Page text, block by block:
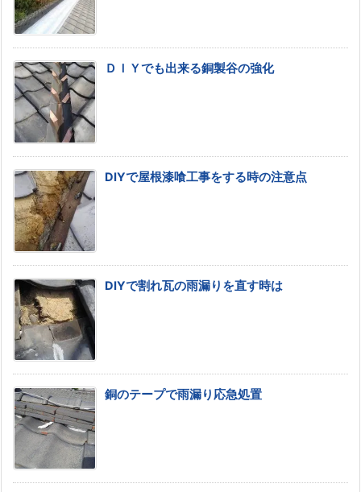
ＤＩＹでも出来る銅製谷の強化
DIYで屋根漆喰工事をする時の注意点
DIYで割れ瓦の雨漏りを直す時は
銅のテープで雨漏り応急処置